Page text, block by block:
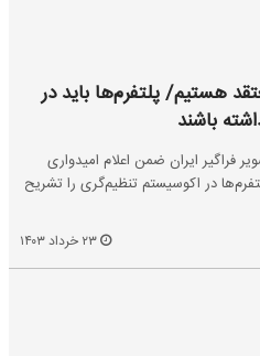
هستیم/ پلتفرم‌ها باید در
باشند
فراگیر ایران ضمن اعلام امیدواری
در اکوسیستم تنظیم‌گری را تشریح